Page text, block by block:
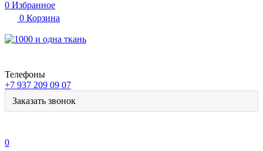
0 Избранное
0 Корзина
Телефоны
+7 937 209 09 07
Заказать звонок
0